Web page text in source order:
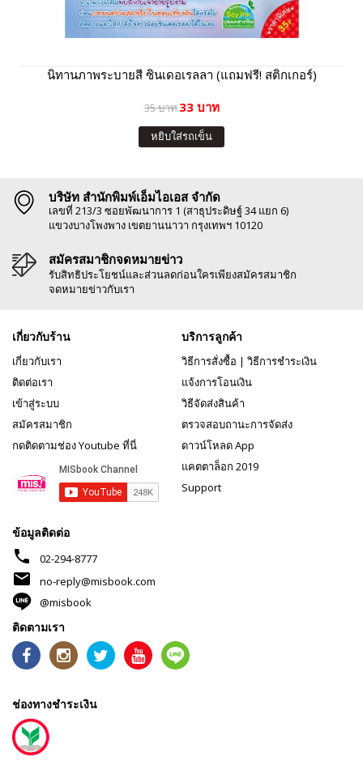
นิทานภาพระบายสี ซินเดอเรลลา (แถมฟรี! สติกเกอร์)
35 บาท33 บาท
หยิบใส่รถเข็น
บริษัท สำนักพิมพ์เอ็มไอเอส จำกัด
เลขที่ 213/3 ซอยพัฒนาการ 1 (สาธุประดิษฐ์ 34 แยก 6)
แขวงบางโพงพาง เขตยานนาวา กรุงเทพฯ 10120
สมัครสมาชิกจดหมายข่าว
รับสิทธิประโยชน์และส่วนลดก่อนใครเพียงสมัครสมาชิก
จดหมายข่าวกับเรา
เกี่ยวกับร้าน
เกี่ยวกับเรา
ติดต่อเรา
เข้าสู่ระบบ
สมัครสมาชิก
กดติดตามช่อง Youtube ที่นี่
บริการลูกค้า
วิธีการสั่งซื้อ | วิธีการชำระเงิน
แจ้งการโอนเงิน
วิธีจัดส่งสินค้า
ตรวจสอบถานะการจัดส่ง
ดาวน์โหลด App
แคตตาล็อก 2019
Support
ข้อมูลติดต่อ
phone 02-294-8777
mail
no-reply@misbook.com
@misbook
ติดตามเรา
ช่องทางชำระเงิน